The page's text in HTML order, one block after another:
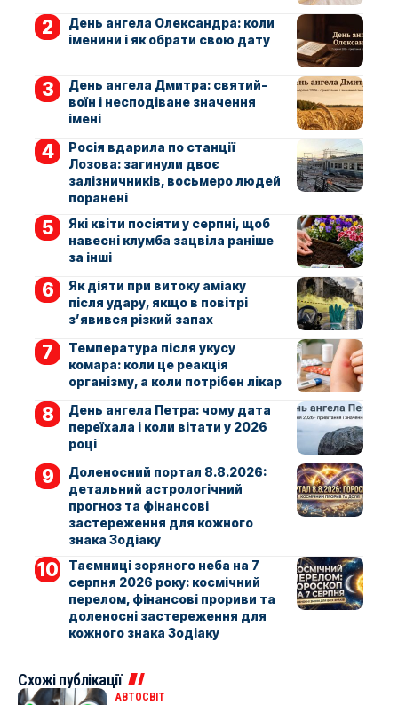
День ангела Олександра: коли
іменини і як обрати свою дату
День ангела Дмитра: святий-
воїн і несподіване значення
імені
Росія вдарила по станції
Лозова: загинули двоє
залізничників, восьмеро людей
поранені
Які квіти посіяти у серпні, щоб
навесні клумба зацвіла раніше
за інші
Як діяти при витоку аміаку
після удару, якщо в повітрі
з’явився різкий запах
Температура після укусу
комара: коли це реакція
організму, а коли потрібен лікар
День ангела Петра: чому дата
переїхала і коли вітати у 2026
році
Доленосний портал 8.8.2026:
детальний астрологічний
прогноз та фінансові
застереження для кожного
знака Зодіаку
Таємниці зоряного неба на 7
серпня 2026 року: космічний
перелом, фінансові прориви та
доленосні застереження для
кожного знака Зодіаку
Схожі публікації
АВТОСВІТ